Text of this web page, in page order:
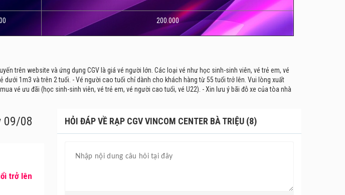
200.000
trên website và ứng dụng CGV là giá vé người lớn. Các loại vé như học sinh-sinh viên, vé trẻ em, vé
1m3 và trên 2 tuổi. - Vé người cao tuổi chỉ dành cho khách hàng từ 55 tuổi trở lên. Vui lòng xuất
vé ưu đãi (học sinh-sinh viên, vé trẻ em, vé người cao tuổi, vé U22). - Xin lưu ý bãi đỗ xe của tòa nhà
09/08
trở lên
HỎI ĐÁP VỀ RẠP CGV VINCOM CENTER BÀ TRIỆU (8)